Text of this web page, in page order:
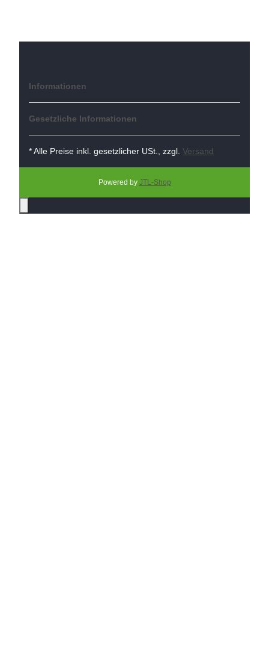
Informationen
Gesetzliche Informationen
* Alle Preise inkl. gesetzlicher USt., zzgl. Versand
Powered by JTL-Shop